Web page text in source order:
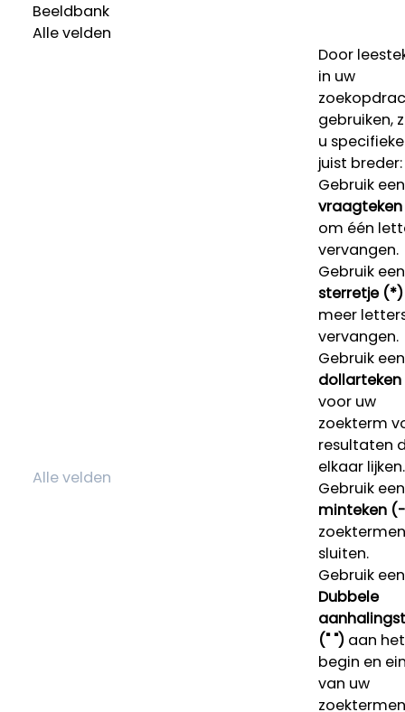
Beeldbank
Alle velden
Door
in uw
gebruiken,
u
juist breder:
Gebruik een
om één
vervangen.
Gebruik een
sterretje (*)
meer
vervangen.
Gebruik een
voor uw
zoekterm
resultaten
elkaar lijken.
Gebruik een
minteken
sluiten.
Gebruik een
Dubbele
(" ")aan het
begin en
van uw